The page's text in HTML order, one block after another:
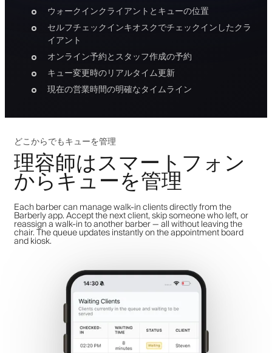
ウォークインクライアントとキューの位置
セルフチェックインキオスクでチェックインしたクラ
イアント
オンライン予約とスタッフ作成の予約
キュー変更時のリアルタイム更新
現在の営業時間の明確なタイムライン
どこからでもキューを管理
理容師はスマートフォン
からキューを管理
Each barber can manage walk-in clients directly from the
Barberly app. Accept the next client, skip someone who left, or
reassign a walk-in to another barber — all without leaving the
chair. The queue updates instantly on the appointment board
and kiosk.